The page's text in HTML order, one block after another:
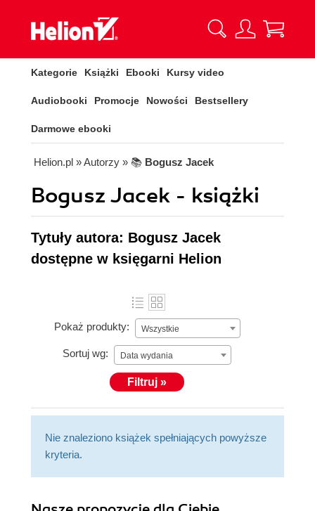
Kategorie Książki Ebooki Kursy video
Audiobooki Promocje Nowości Bestsellery
Darmowe ebooki
Helion.pl » Autorzy » 📚 Bogusz Jacek
Bogusz Jacek - książki
Tytuły autora: Bogusz Jacek
dostępne w księgarni Helion
Pokaż produkty: Wszystkie
Sortuj wg: Data wydania
Filtruj »
Nie znaleziono książek spełniających powyższe
kryteria.